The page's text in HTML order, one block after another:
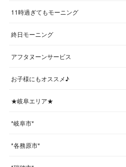
11時過ぎてもモーニング
終日モーニング
アフタヌーンサービス
お子様にもオススメ♪
★岐阜エリア★
*岐阜市*
*各務原市*